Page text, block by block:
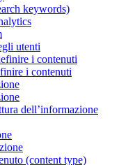
keywords)
utenti
i contenuti
i contenuti
dell’informazione
(content type)